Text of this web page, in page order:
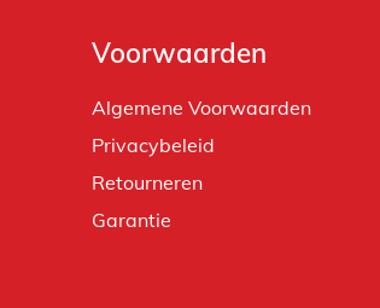
Voorwaarden
Algemene Voorwaarden
Privacybeleid
Retourneren
Garantie